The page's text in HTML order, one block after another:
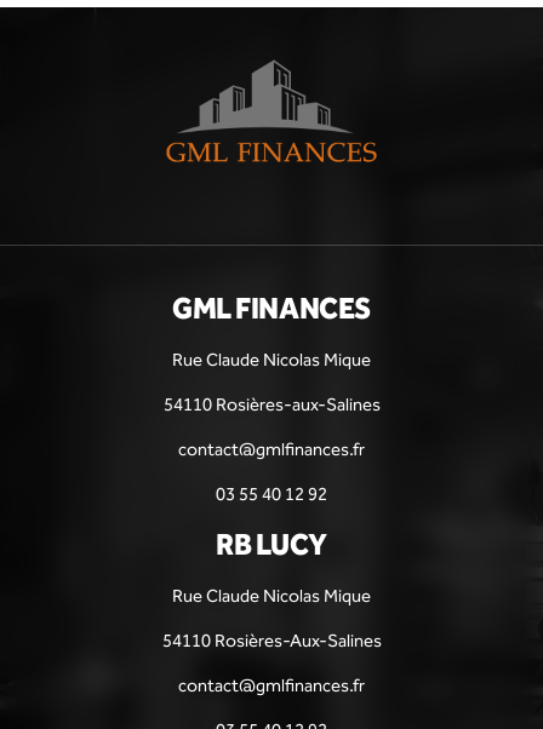
GML FINANCES
Rue Claude Nicolas Mique
54110 Rosières-aux-Salines
contact@gmlfinances.fr
03 55 40 12 92
RB LUCY
Rue Claude Nicolas Mique
54110 Rosières-Aux-Salines
contact@gmlfinances.fr